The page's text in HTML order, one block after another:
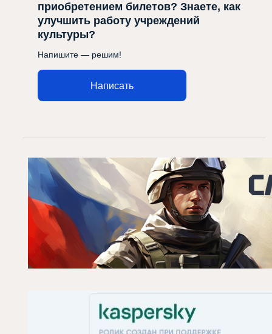
приобретением билетов? Знаете, как
улучшить работу учреждений
культуры?
Напишите — решим!
Написать